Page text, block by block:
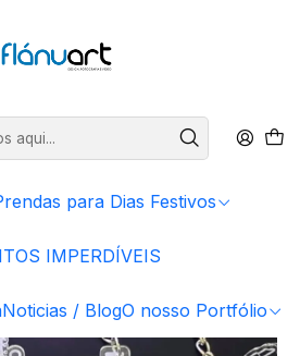
para Dias Festivos
IMPERDÍVEIS
Noticias / BlogO nosso Portfólio
Porta - Chaves